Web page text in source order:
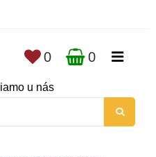
u nás
0 0